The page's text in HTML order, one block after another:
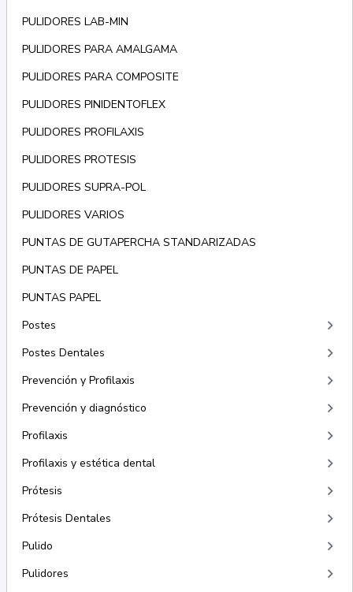
PULIDORES LAB-MIN
PULIDORES PARA AMALGAMA
PULIDORES PARA COMPOSITE
PULIDORES PINIDENTOFLEX
PULIDORES PROFILAXIS
PULIDORES PROTESIS
PULIDORES SUPRA-POL
PULIDORES VARIOS
PUNTAS DE GUTAPERCHA STANDARIZADAS
PUNTAS DE PAPEL
PUNTAS PAPEL
Postes
keyboard_arrow_right
Postes Dentales keyboard_arrow_right
Prevención y Profilaxis keyboard_arrow_right
Prevención y diagnóstico keyboard_arrow_right
Profilaxis keyboard_arrow_right
Profilaxis y estética dental keyboard_arrow_right
Prótesis keyboard_arrow_right
Prótesis Dentales keyboard_arrow_right
Pulido keyboard_arrow_right
Pulidores keyboard_arrow_right